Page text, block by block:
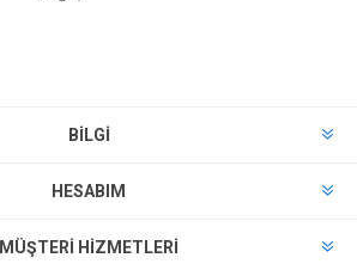
BILGI
HESABIM
MÜŞTERI HIZMETLERI